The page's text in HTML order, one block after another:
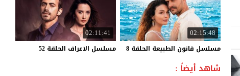
02:15:48
مسلسل قانون الطبيعة الحلقة 8
02:11:41
مسلسل الاعراف الحلقة 52
شاهد أيضاً :